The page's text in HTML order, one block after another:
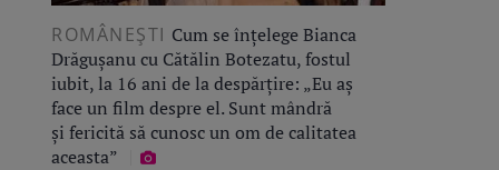
ROMÂNEŞTI Cum se înțelege Bianca
Drăgușanu cu Cătălin Botezatu, fostul
iubit, la 16 ani de la despărțire: „Eu aș
face un film despre el. Sunt mândră
și fericită să cunosc un om de calitatea
aceasta”